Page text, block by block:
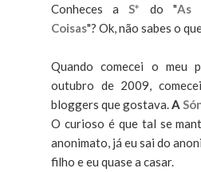
Conheces aS* do "As
Coisas"? Ok, não sabes o
Quando comecei o meu
outubro de 2009,
bloggers que gostava.A
O curioso é que tal se
anonimato, já eu sai do
filho e eu quase a casar.